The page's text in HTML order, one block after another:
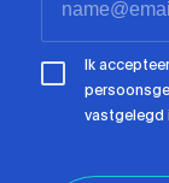
Ik
vastgelegd